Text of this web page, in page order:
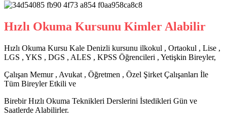
Hızlı Okuma Kursunu Kimler Alabilir
Hızlı Okuma Kursu Kale Denizli kursunu ilkokul , Ortaokul , Lise ,
LGS , YKS , DGS , ALES , KPSS Öğrencileri , Yetişkin Bireyler,
Çalışan Memur , Avukat , Öğretmen , Özel Şirket Çalışanları İle
Tüm Bireyler Etkili ve
Birebir Hızlı Okuma Teknikleri Derslerini İstedikleri Gün ve
Saatlerde Alabilirler.